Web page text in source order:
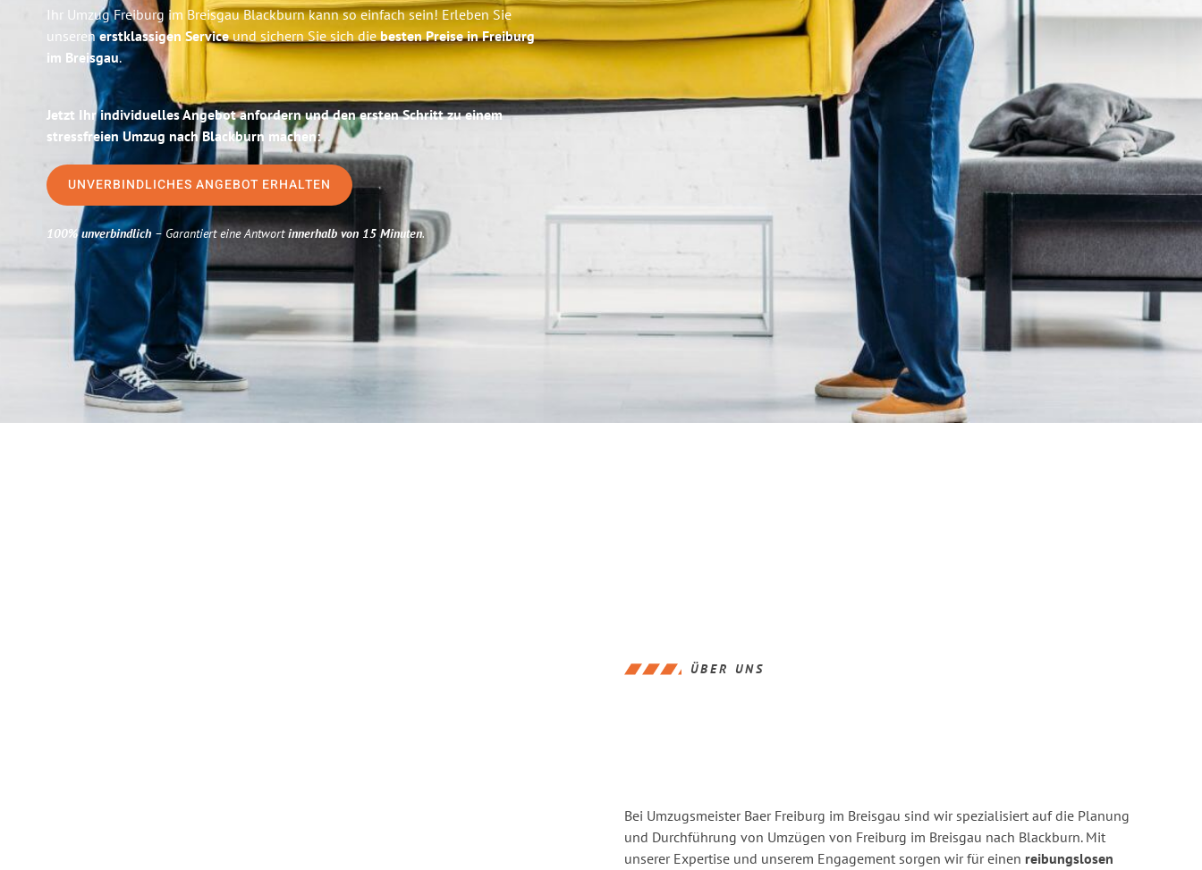
Ihr Umzug Freiburg im Breisgau Blackburn kann so einfach sein! Erleben Sie
unserenerstklassigen Serviceund sichern Sie sich diebesten Preise in Freiburg
im Breisgau.
Jetzt Ihr individuelles Angebot anfordern und den ersten Schritt zu einem
stressfreien Umzug nach Blackburn machen:
UNVERBINDLICHES ANGEBOT ERHALTEN
100% unverbindlich– Garantiert eine Antwortinnerhalb von 15 Minuten.
ÜBER UNS
Bei Umzugsmeister Baer Freiburg im Breisgau sind wir spezialisiert auf die Planung
und Durchführung von Umzügen von Freiburg im Breisgau nach Blackburn. Mit
unserer Expertise und unserem Engagement sorgen wir für einen reibungslosen